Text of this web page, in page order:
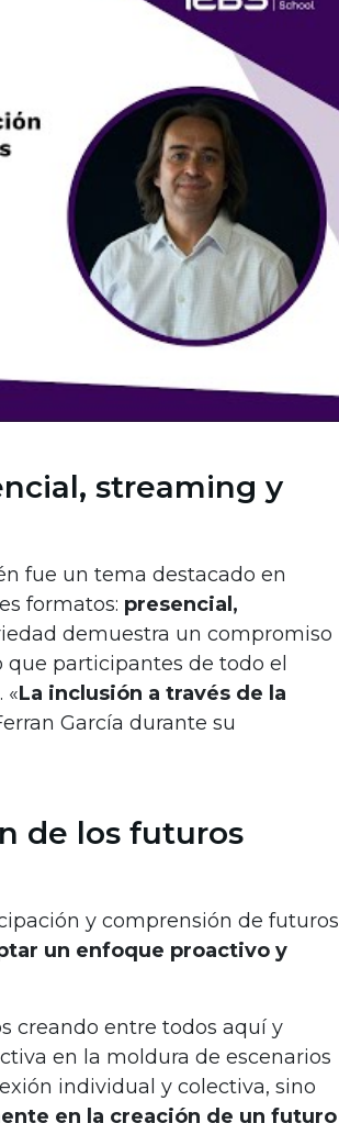
streaming y
fue un tema destacado en
formatos: presencial,
demuestra un compromiso
participantes de todo el
«La inclusión a través de la
García durante su
de los futuros
y comprensión de futuros
un enfoque proactivo y
creando entre todos aquí y
en la moldura de escenarios
individual y colectiva, sino
en la creación de un futuro